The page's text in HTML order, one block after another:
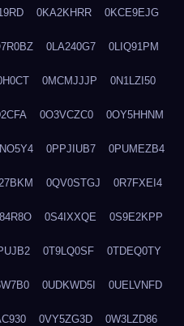
0KA2KHRR 0KCE9EJG
0LA240G7 0LIQ91PM
0MCMJJJP 0N1LZI50
0O3VCZC0 0OY5HHNM
0PPJIUB7 0PUMEZB4
0QV0STGJ 0R7FXEI4
0S4IXXQE 0S9E2KPP
0T9LQ0SF 0TDEQ0TY
0UDKWD5I 0UELVNFD
0VY5ZG3D 0W3LZD86